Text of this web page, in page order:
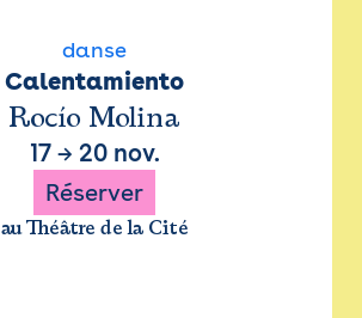
danse
Calentamiento
Rocío Molina
17→ 20 nov.
Réserver
au Théâtre de la Cité